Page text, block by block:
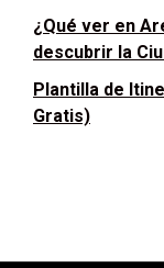
¿Qué ver en
descubrir la
Plantilla de
Gratis)